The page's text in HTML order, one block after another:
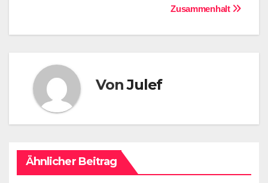
Zusammenhalt
VonJulef
Ähnlicher Beitrag